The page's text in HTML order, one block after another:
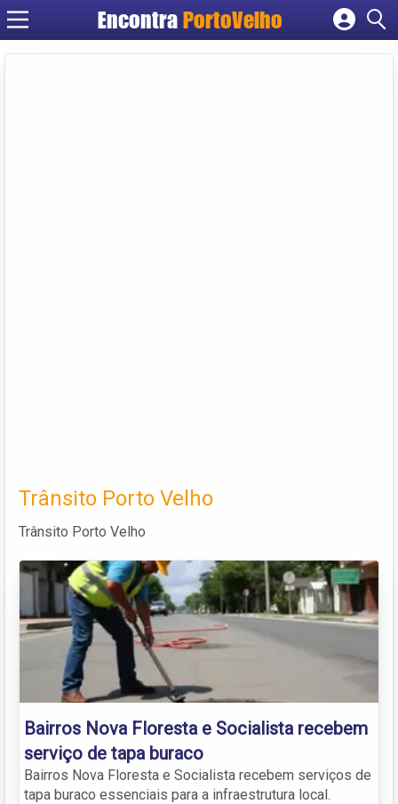
EncontraPortoVelho
Cadastrar empresa
Trânsito Porto Velho
Trânsito Porto Velho
Bairros Nova Floresta e Socialista recebem
serviço de tapa buraco
Bairros Nova Floresta e Socialista recebem serviços de
tapa buraco essenciais para a infraestrutura local.